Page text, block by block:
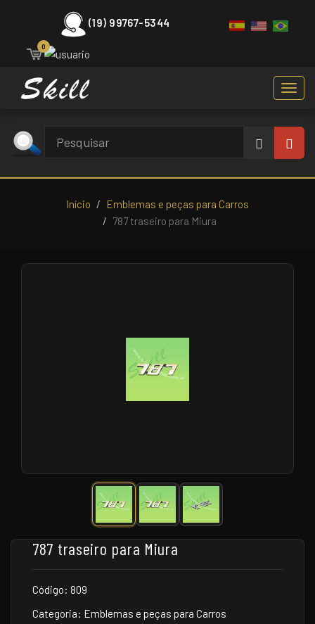
(19) 99767-5344
0
Início
Emblemas e peças para Carros
787 traseiro para Miura
787 traseiro para Miura
Código: 809
Categoria: Emblemas e peças para Carros